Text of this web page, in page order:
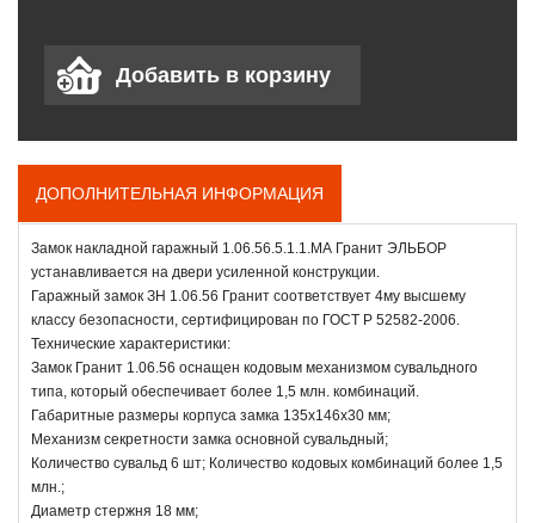
ДОПОЛНИТЕЛЬНАЯ ИНФОРМАЦИЯ
Замок накладной гаражный 1.06.56.5.1.1.МА Гранит ЭЛЬБОР
устанавливается на двери усиленной конструкции.
Гаражный замок ЗН 1.06.56 Гранит соответствует 4му высшему
классу безопасности, сертифицирован по ГОСТ Р 52582-2006.
Технические характеристики:
Замок Гранит 1.06.56 оснащен кодовым механизмом сувальдного
типа, который обеспечивает более 1,5 млн. комбинаций.
Габаритные размеры корпуса замка 135х146х30 мм;
Механизм секретности замка основной сувальдный;
Количество сувальд 6 шт; Количество кодовых комбинаций более 1,5
млн.;
Диаметр стержня 18 мм;